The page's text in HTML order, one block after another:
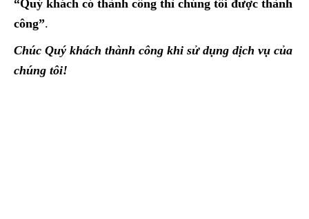
“Quý khách có thành công thì chúng tôi được thành
công”.
Chúc Quý khách thành công khi sử dụng dịch vụ của
chúng tôi!